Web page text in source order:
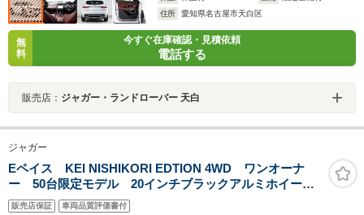
住所
愛知県名古屋市天白区
無
料
今すぐ在庫確認・見積依頼
電話する
販売店： ジャガー・ランドローバー 天白
ジャガー
Eペイス KEI NISHIKORI EDTION 4WD ワンオーナ
ー 50台限定モデル 20インチブラックアルミホイー
ル レッドキャリパー レッドレザーパワーシート シ
販売店保証 車両品質評価書付